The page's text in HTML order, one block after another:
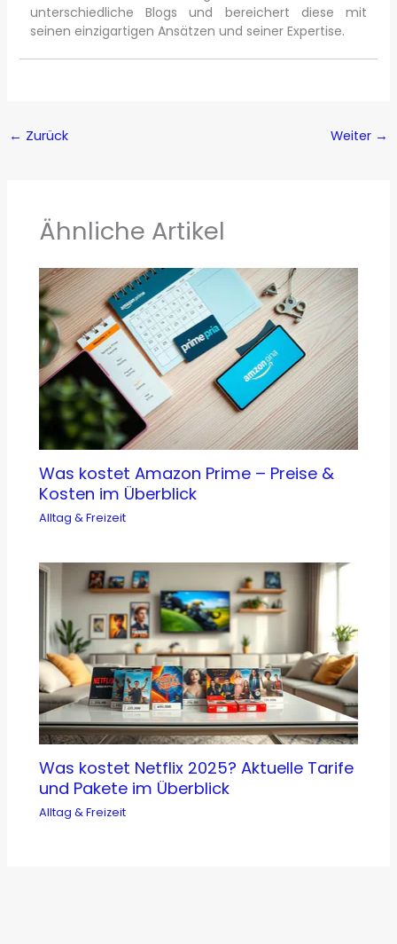
unterschiedliche Blogs und bereichert diese mit
seinen einzigartigen Ansätzen und seiner Expertise.
← Zurück Weiter →
Ähnliche Artikel
Was kostet Amazon Prime – Preise &
Kosten im Überblick
Alltag & Freizeit
Was kostet Netflix 2025? Aktuelle Tarife
und Pakete im Überblick
Alltag & Freizeit